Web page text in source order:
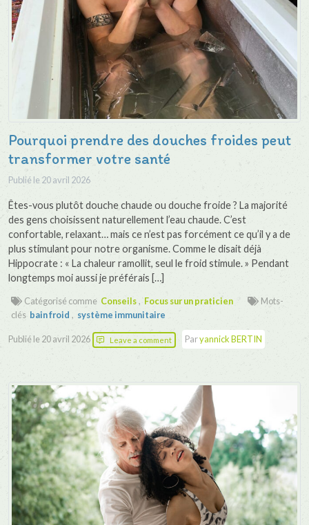
Pourquoi prendre des douches froides peut
transformer votre santé
Publié le 20 avril 2026
Êtes-vous plutôt douche chaude ou douche froide ? La majorité
des gens choisissent naturellement l’eau chaude. C’est
confortable, relaxant… mais ce n’est pas forcément ce qu’il y a de
plus stimulant pour notre organisme. Comme le disait déjà
Hippocrate : « La chaleur ramollit, seul le froid stimule. » Pendant
longtemps moi aussi je préférais […]
Catégorisé comme Conseils, Focus sur un praticien
Mots-
clés bain froid , système immunitaire
Publié le 20 avril 2026 Leave a comment Paryannick BERTIN